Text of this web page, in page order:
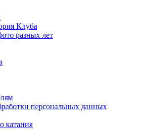
Клуба
разных лет
персональных данных
катания